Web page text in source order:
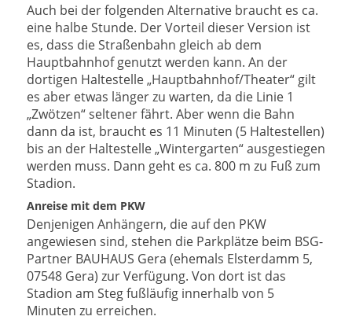
Auch bei der folgenden Alternative braucht es ca.
eine halbe Stunde. Der Vorteil dieser Version ist
es, dass die Straßenbahn gleich ab dem
Hauptbahnhof genutzt werden kann. An der
dortigen Haltestelle „Hauptbahnhof/Theater“ gilt
es aber etwas länger zu warten, da die Linie 1
„Zwötzen“ seltener fährt. Aber wenn die Bahn
dann da ist, braucht es 11 Minuten (5 Haltestellen)
bis an der Haltestelle „Wintergarten“ ausgestiegen
werden muss. Dann geht es ca. 800 m zu Fuß zum
Stadion.
Anreise mit dem PKW
Denjenigen Anhängern, die auf den PKW
angewiesen sind, stehen die Parkplätze beim BSG-
Partner BAUHAUS Gera (ehemals Elsterdamm 5,
07548 Gera) zur Verfügung. Von dort ist das
Stadion am Steg fußläufig innerhalb von 5
Minuten zu erreichen.